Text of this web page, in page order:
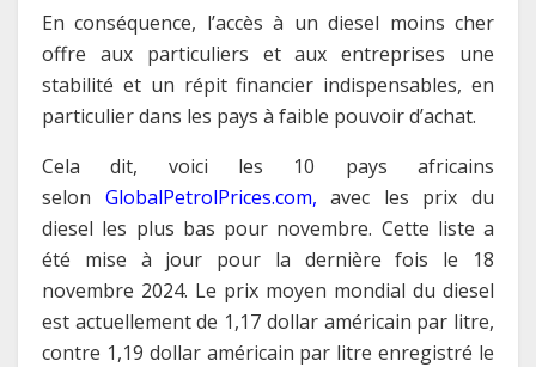
En conséquence, l’accès à un diesel moins cher
offre aux particuliers et aux entreprises une
stabilité et un répit financier indispensables, en
particulier dans les pays à faible pouvoir d’achat.
Cela dit, voici les 10 pays africains
selon GlobalPetrolPrices.com, avec les prix du
diesel les plus bas pour novembre. Cette liste a
été mise à jour pour la dernière fois le 18
novembre 2024. Le prix moyen mondial du diesel
est actuellement de 1,17 dollar américain par litre,
contre 1,19 dollar américain par litre enregistré le